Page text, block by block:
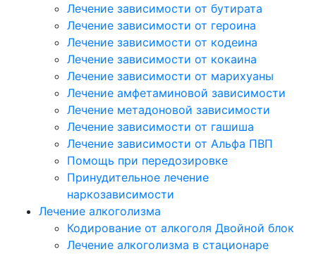
Лечение зависимости от бутирата
Лечение зависимости от героина
Лечение зависимости от кодеина
Лечение зависимости от кокаина
Лечение зависимости от марихуаны
Лечение амфетаминовой зависимости
Лечение метадоновой зависимости
Лечение зависимости от гашиша
Лечение зависимости от Альфа ПВП
Помощь при передозировке
Принудительное лечение
наркозависимости
Лечение алкоголизма
Кодирование от алкоголя Двойной блок
Лечение алкоголизма в стационаре